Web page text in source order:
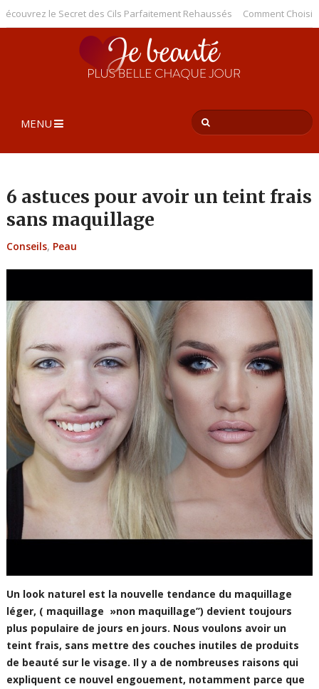
le Secret des Cils Parfaitement Rehaussés Comment Choisir le
MENU
6 astuces pour avoir un teint frais
sans maquillage
Conseils, Peau
Un look naturel est la nouvelle tendance du maquillage
léger, ( maquillage »non maquillage’’) devient toujours
plus populaire de jours en jours. Nous voulons avoir un
teint frais, sans mettre des couches inutiles de produits
de beauté sur le visage. Il y a de nombreuses raisons qui
expliquent ce nouvel engouement, notamment parce que